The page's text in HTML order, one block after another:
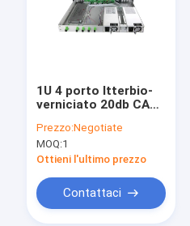
1U 4 porto Itterbio-
verniciato 20db CATV
Prezzo:Negotiate
MOQ:1
Ottieni l'ultimo prezzo
Contattaci